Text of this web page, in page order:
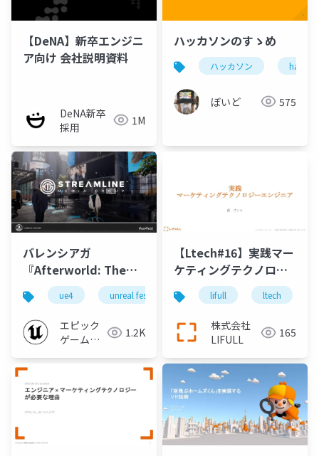
【DeNA】新卒エンジニ
ア向け 会社説明資料
DeNA新卒
採用
1M
ハッカソンのすゝめ
ハッカソン
ぼいど 575
バレンシアガ
『Afterworld: The
Age of Tomorrow』の
舞台裏 【UNREAL
FEST EXTREME 2021
SUMMER】
ue4 unreal fest unreal fest extreme 2021 summer
エピック
ゲームズ
1.2K
【Ltech#16】実践マー
ケティングテクノロジ
ーエンジニア
lifull ltech
株式会社
LIFULL
165